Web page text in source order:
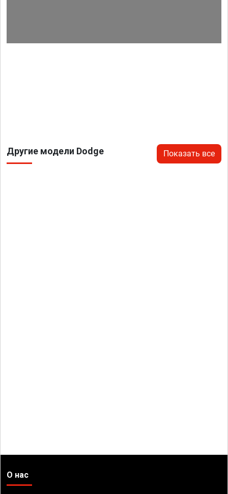
Другие модели Dodge Показать все
О нас